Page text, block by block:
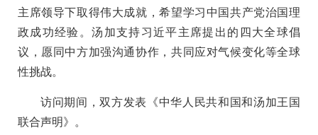
主席领导下取得伟大成就，希望学习中国共产党治国理
政成功经验。汤加支持习近平主席提出的四大全球倡
议，愿同中方加强沟通协作，共同应对气候变化等全球
性挑战。
访问期间，双方发表《中华人民共和国和汤加王国
联合声明》。